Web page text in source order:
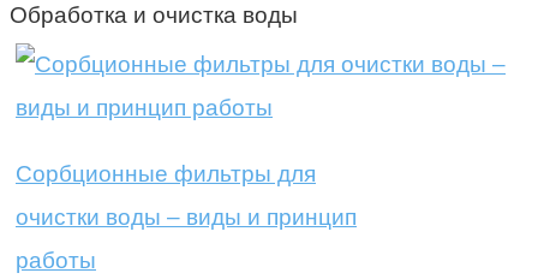
Обработка и очистка воды
Сорбционные фильтры для
очистки воды – виды и принцип
работы